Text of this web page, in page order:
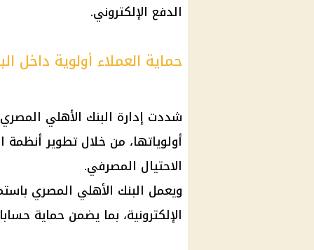
الدفع الإلكتروني.
حماية العملاء أولوية داخل
شددت إدارة البنك الأهلي
أولوياتها، من خلال تطوير
الاحتيال المصرفي.
ويعمل البنك الأهلي المصري
الإلكترونية، بما يضمن حماية